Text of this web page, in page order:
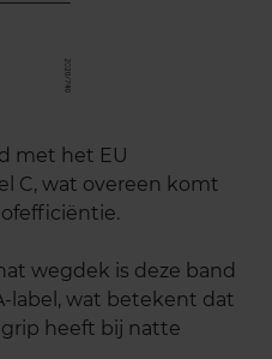
met het EU
C, wat overeen komt
wegdek is deze band
label, wat betekent dat
heeft bij natte